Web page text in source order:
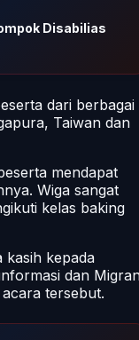
Disabilias
dari berbagai
Taiwan dan
mendapat
Wiga sangat
kelas baking
kasih kepada
dan
tersebut.